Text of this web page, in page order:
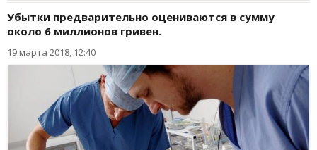
Убытки предварительно оцениваются в сумму
около 6 миллионов гривен.
19 марта 2018, 12:40